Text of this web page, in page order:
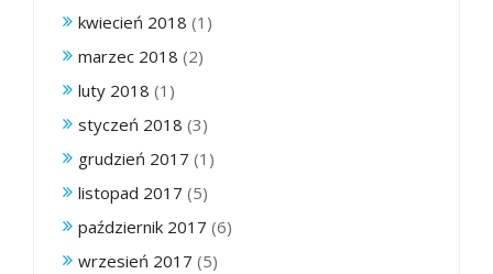
kwiecień 2018 (1)
marzec 2018 (2)
luty 2018 (1)
styczeń 2018 (3)
grudzień 2017 (1)
listopad 2017 (5)
październik 2017 (6)
wrzesień 2017 (5)